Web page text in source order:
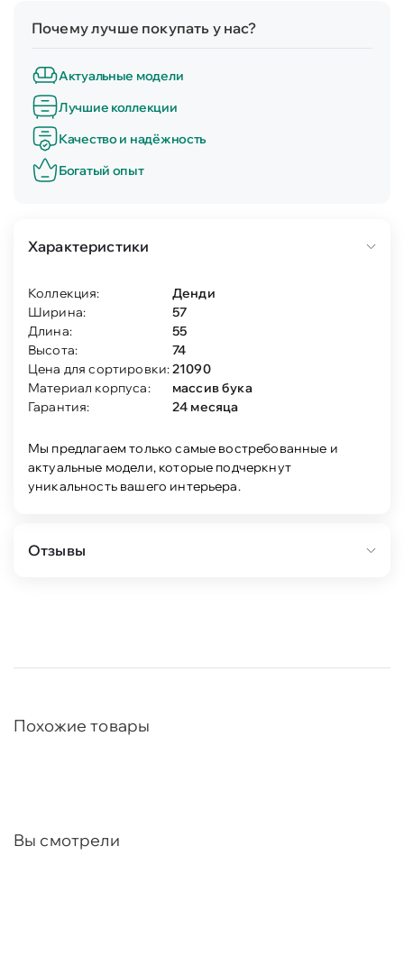
Почему лучше покупать у нас?
Актуальные модели
Лучшие коллекции
Качество и надёжность
Богатый опыт
Характеристики
Коллекция:
Денди
Ширина:
57
Длина:
55
Высота:
74
Цена для сортировки:21090
Материал корпуса:
массив бука
Гарантия:
24 месяца
Мы предлагаем только самые востребованные и
актуальные модели, которые подчеркнут
уникальность вашего интерьера.
Отзывы
Похожие товары
Вы смотрели